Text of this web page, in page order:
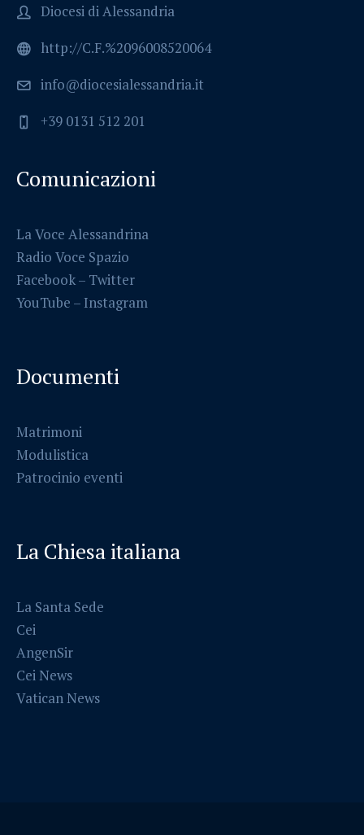
Diocesi di Alessandria
http://C.F.%2096008520064
info@diocesialessandria.it
+39 0131 512 201
Comunicazioni
La Voce Alessandrina
Radio Voce Spazio
Facebook– Twitter
YouTube – Instagram
Documenti
Matrimoni
Modulistica
Patrocinio eventi
La Chiesa italiana
La Santa Sede
Cei
AngenSir
Cei News
Vatican News